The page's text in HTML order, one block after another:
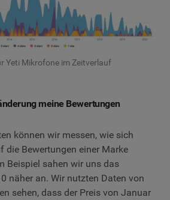
Yeti Mikrofone im Zeitverlauf
meine Bewertungen
können wir messen, wie sich
die Bewertungen einer Marke
Beispiel sahen wir uns das
näher an. Wir nutzten Daten von
sehen, dass der Preis von Januar